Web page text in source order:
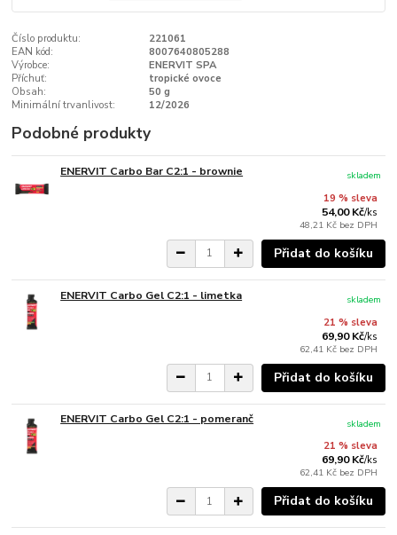
Číslo produktu:
221061
EAN kód:
8007640805288
Výrobce:
ENERVIT SPA
Příchuť:
tropické ovoce
Obsah:
50 g
Minimální trvanlivost:
12/2026
Podobné produkty
ENERVIT Carbo Bar C2:1 - brownie
19 % sleva
54,00 Kč/ks
48,21 Kč bez DPH
skladem
Přidat do košíku
ENERVIT Carbo Gel C2:1 - limetka
21 % sleva
69,90 Kč/ks
62,41 Kč bez DPH
skladem
Přidat do košíku
ENERVIT Carbo Gel C2:1 - pomeranč
21 % sleva
69,90 Kč/ks
62,41 Kč bez DPH
skladem
Přidat do košíku